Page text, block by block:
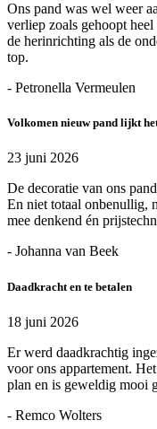
Ons pand was wel weer
verliep zoals gehoopt
de herinrichting als de
top.
- Petronella Vermeulen
Volkomen nieuw pand lijkt
23 juni 2026
De decoratie van ons
En niet totaal onbenullig,
mee denkend én
- Johanna van Beek
Daadkracht en te betalen
18 juni 2026
Er werd daadkrachtig
voor ons appartement.
plan en is geweldig mooi
- Remco Wolters